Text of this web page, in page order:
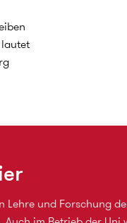
Lehre und Forschung